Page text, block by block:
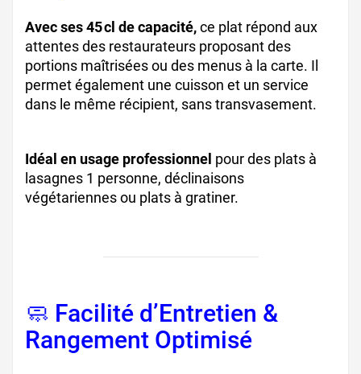
Avec ses 45 cl de capacité,ce plat répond aux
attentes des restaurateurs proposant des
portions maîtrisées ou des menus à la carte. Il
permet également une cuisson et un service
dans le même récipient, sans transvasement.
Idéal en usage professionnel pour des plats à
lasagnes 1 personne, déclinaisons
végétariennes ou plats à gratiner.
🧼 Facilité d’Entretien &
Rangement Optimisé